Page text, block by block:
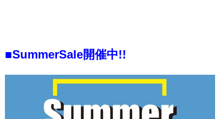
■SummerSale開催中!!